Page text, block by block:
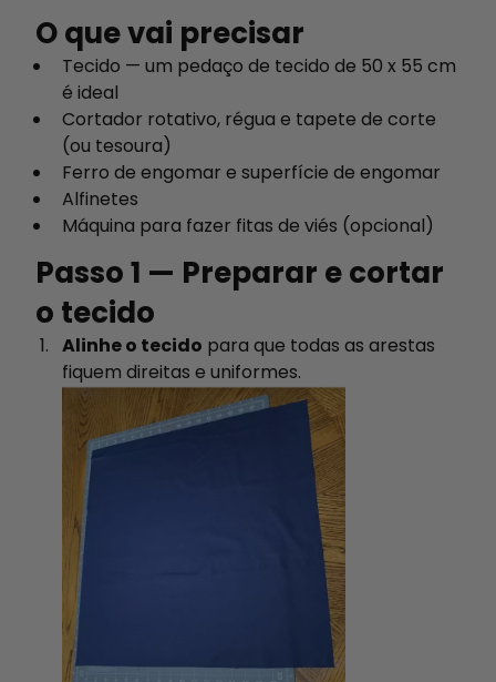
O que vai precisar
Tecido — um pedaço de tecido de 50 x 55 cm
é ideal
Cortador rotativo, régua e tapete de corte
(ou tesoura)
Ferro de engomar e superfície de engomar
Alfinetes
Máquina para fazer fitas de viés (opcional)
Passo 1 — Preparar e cortar
o tecido
Alinhe o tecido para que todas as arestas
fiquem direitas e uniformes.